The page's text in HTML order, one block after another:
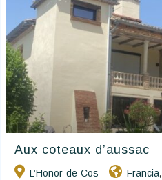
Aux coteaux d’aussac
L’Honor-de-Cos Francia,